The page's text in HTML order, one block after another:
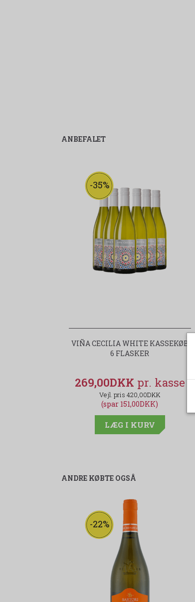
ANBEFALET
-35%
VIÑA CECILIA WHITE KASSEKØB
6 FLASKER
269,00DKK
420,00DKK
(spar 151,00DKK)
LÆG I KURV
ANDRE KØBTE OGSÅ
-22%